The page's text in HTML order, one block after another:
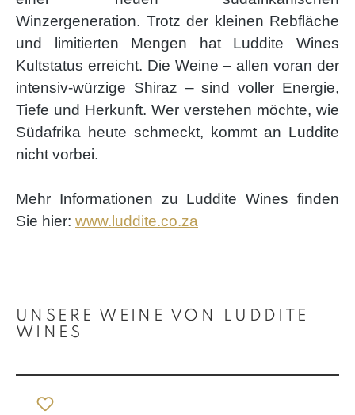
Winzergeneration. Trotz der kleinen Rebfläche
und limitierten Mengen hat Luddite Wines
Kultstatus erreicht. Die Weine – allen voran der
intensiv-würzige Shiraz – sind voller Energie,
Tiefe und Herkunft. Wer verstehen möchte, wie
Südafrika heute schmeckt, kommt an Luddite
nicht vorbei.
Mehr Informationen zu Luddite Wines finden
Sie hier: www.luddite.co.za
UNSERE WEINE VON LUDDITE
WINES